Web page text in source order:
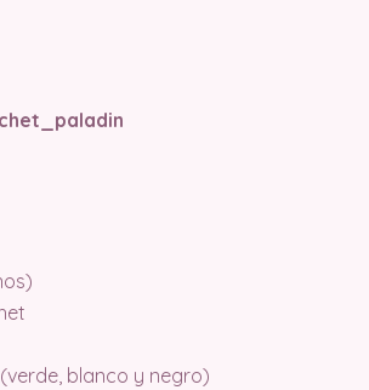
blanco y negro)